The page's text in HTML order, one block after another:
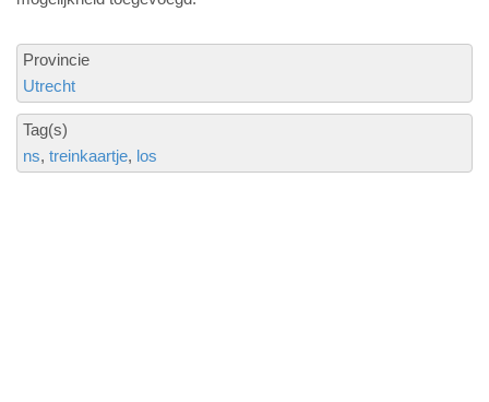
Provincie
Utrecht
Tag(s)
ns treinkaartje los